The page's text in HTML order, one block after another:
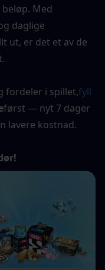
Med
daglige
fordeler i spillet,fyll
først — nyt 7 dager
lavere kostnad.